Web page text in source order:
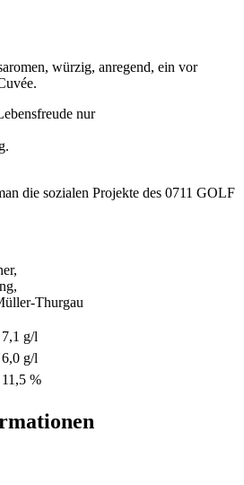
würzig, anregend, ein vor
nur
die sozialen Projekte des 0711 GOLF
Thurgau
7,1 g/l
6,0 g/l
11,5 %